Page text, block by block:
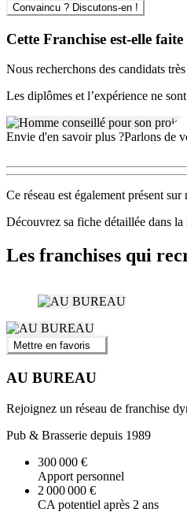
Convaincu ? Discutons-en !
Cette Franchise est-elle
Nous recherchons des candidats
Les diplômes et l’expérience ne
Envie d'en savoir plus ?Parlons de
Ce réseau est également présent
Découvrez sa fiche détaillée dans
Les franchises qui
Mettre en favoris
AU BUREAU
Rejoignez un réseau de franchise
Pub & Brasserie depuis 1989
300 000 €
Apport personnel
2 000 000 €
CA potentiel après 2 ans